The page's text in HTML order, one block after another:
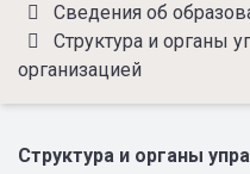
Сведения об
Структура и органы
организацией
Структура и органы